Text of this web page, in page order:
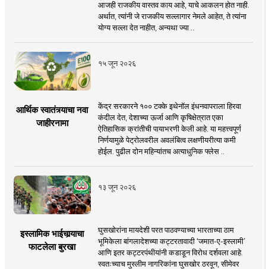
आजही राजकीय वास्तव काय आहे, याचे आकलन होत नाही.
अर्थात, त्यांनी जे राजकीय सल्लागार नेमले आहेत, ते त्यांना
योग्य सल्ला देत नाहीत, अन्यथा ज्या ..
१५ जून २०२६
आर्थिक स्वातंत्र्याचा नवा
जाहीरनामा
केंद्र सरकारने १०० टक्के इथेनॉल इंधनवापराला हिरवा
कंदील देत, देशाच्या ऊर्जा आणि कृषिक्षेत्रात एका
ऐतिहासिक क्रांतीची पायाभरणी केली आहे. या महत्त्वपूर्ण
निर्णयामुळे पेट्रोलवरील अवलंबित्व लक्षणीयरीत्या कमी
होईल. पुढील दोन महिन्यांतच अत्याधुनिक फ्लेस ..
१३ जून २०२६
इस्लामिक भाईचार्‍याचा
फाटलेला बुरखा
घुसखोरांना मायदेशी परत पाठवण्याच्या भारताच्या ठाम
भूमिकेला बांगलादेशच्या कट्टरतावादी ‘जमात-ए-इस्लामी’
आणि इतर कट्टरपंथीयांनी कडाडून विरोध दर्शवला आहे.
स्वतःच्याच मुस्लीम नागरिकांना घुसखोर ठरवून, सीमेवर